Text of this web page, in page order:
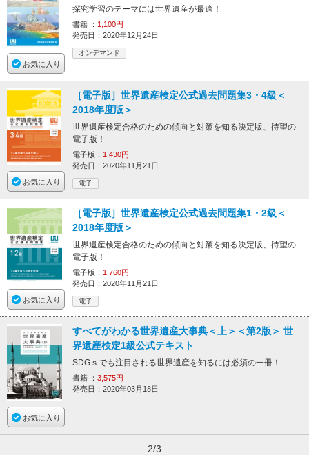
お気に入り
探究学習のテーマには世界遺産が最適！
書籍 ： 1,100円
発売日：2020年12月24日
オンデマンド
お気に入り
［電子版］世界遺産検定公式過去問題集3・4級＜
2018年度版＞
世界遺産検定合格のための傾向と対策を知る決定版、待望の
電子版！
電子版： 1,430円
発売日：2020年11月21日
電子
お気に入り
［電子版］世界遺産検定公式過去問題集1・2級＜
2018年度版＞
世界遺産検定合格のための傾向と対策を知る決定版、待望の
電子版！
電子版： 1,760円
発売日：2020年11月21日
電子
お気に入り
すべてがわかる世界遺産大事典＜上＞＜第2版＞ 世
界遺産検定1級公式テキスト
SDGｓでも注目される世界遺産を知るには必須の一冊！
書籍 ： 3,575円
発売日：2020年03月18日
2/3